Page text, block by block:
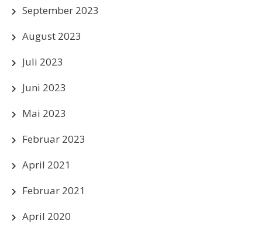
September 2023
August 2023
Juli 2023
Juni 2023
Mai 2023
Februar 2023
April 2021
Februar 2021
April 2020